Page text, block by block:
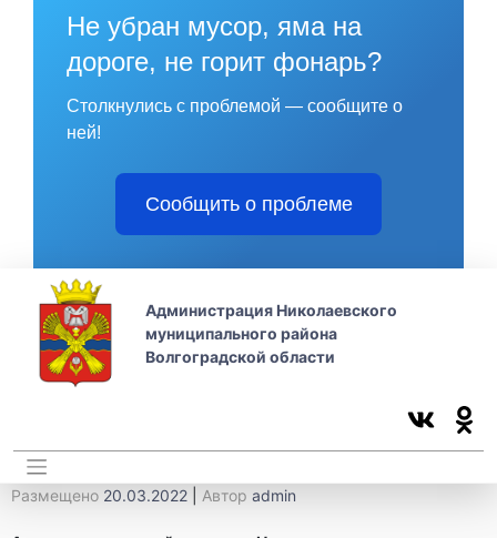
Не убран мусор, яма на
дороге, не горит фонарь?
Столкнулись с проблемой — сообщите о
ней!
Сообщить о проблеме
Администрация Николаевского
муниципального района
Волгоградской области
Размещено 20.03.2022 Автор admin